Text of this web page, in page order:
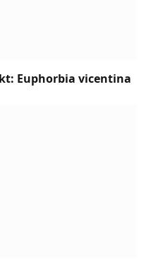
Euphorbia vicentina